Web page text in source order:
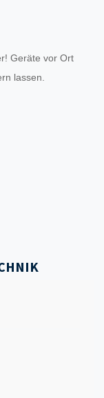
Geräte vor Ort
lassen.